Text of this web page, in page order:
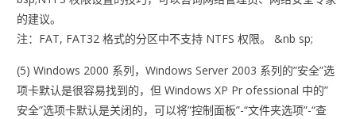
的建议。
注：FAT, FAT32 格式的分区中不支持 NTFS 权限。 &nb sp;
(5) Windows 2000 系列，Windows Server 2003 系列的”安全”选
项卡默认是很容易找到的，但 Windows XP Pr ofessional 中的”
安全”选项卡默认是关闭的，可以将”控制面板”-“文件夹选项”-“查